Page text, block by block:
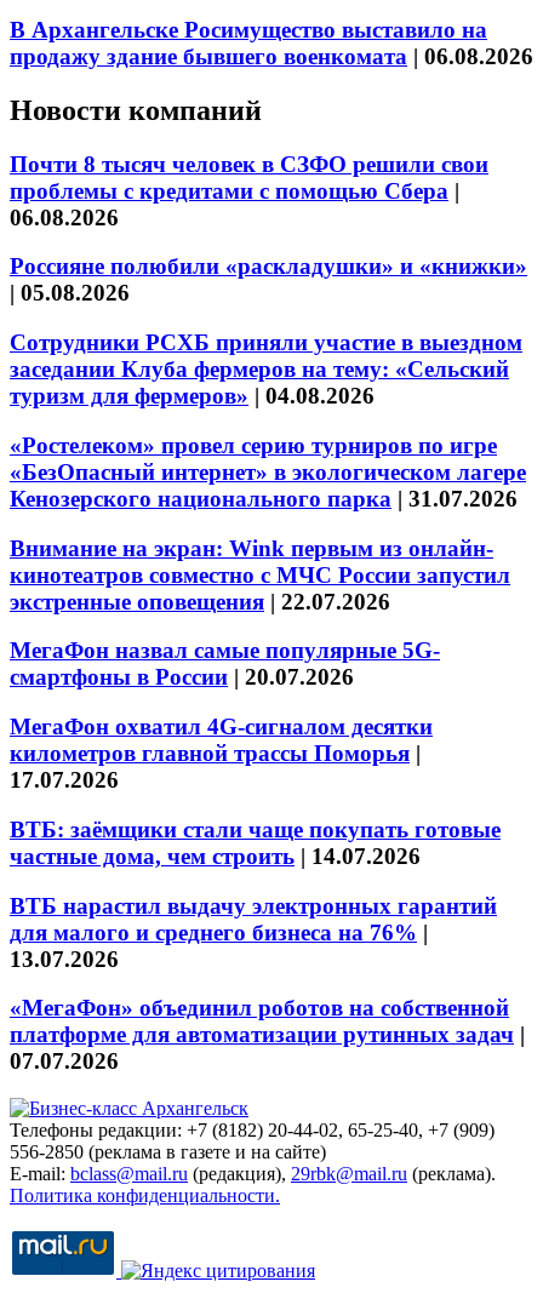
В Архангельске Росимущество выставило на
продажу здание бывшего военкомата | 06.08.2026
Новости компаний
Почти 8 тысяч человек в СЗФО решили свои
проблемы с кредитами с помощью Сбера |
06.08.2026
Россияне полюбили «раскладушки» и «книжки»
| 05.08.2026
Сотрудники РСХБ приняли участие в выездном
заседании Клуба фермеров на тему: «Сельский
туризм для фермеров» | 04.08.2026
«Ростелеком» провел серию турниров по игре
«БезОпасный интернет» в экологическом лагере
Кенозерского национального парка | 31.07.2026
Внимание на экран: Wink первым из онлайн-
кинотеатров совместно с МЧС России запустил
экстренные оповещения | 22.07.2026
МегаФон назвал самые популярные 5G-
смартфоны в России | 20.07.2026
МегаФон охватил 4G-сигналом десятки
километров главной трассы Поморья |
17.07.2026
ВТБ: заёмщики стали чаще покупать готовые
частные дома, чем строить | 14.07.2026
ВТБ нарастил выдачу электронных гарантий
для малого и среднего бизнеса на 76% |
13.07.2026
«МегаФон» объединил роботов на собственной
платформе для автоматизации рутинных задач |
07.07.2026
Телефоны редакции: +7 (8182) 20-44-02, 65-25-40, +7 (909)
556-2850 (реклама в газете и на сайте)
E-mail: bclass@mail.ru (редакция), 29rbk@mail.ru (реклама).
Политика конфиденциальности.